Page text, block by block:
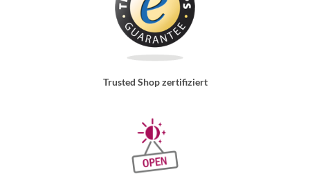
Trusted Shop zertifiziert